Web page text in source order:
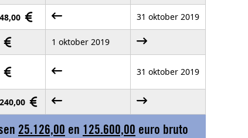
31 oktober 2019
1 oktober 2019
31 oktober 2019
25.126,00 en 125.600,00 euro bruto